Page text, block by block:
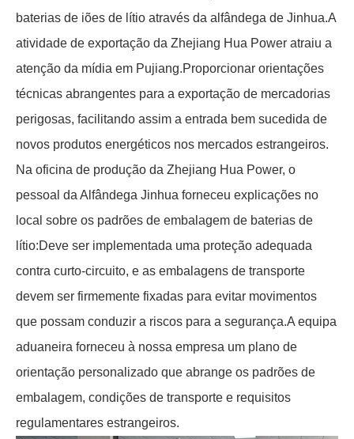
baterias de iões de lítio através da alfândega de Jinhua.A
atividade de exportação da Zhejiang Hua Power atraiu a
atenção da mídia em Pujiang.Proporcionar orientações
técnicas abrangentes para a exportação de mercadorias
perigosas, facilitando assim a entrada bem sucedida de
novos produtos energéticos nos mercados estrangeiros.
Na oficina de produção da Zhejiang Hua Power, o
pessoal da Alfândega Jinhua forneceu explicações no
local sobre os padrões de embalagem de baterias de
lítio:Deve ser implementada uma proteção adequada
contra curto-circuito, e as embalagens de transporte
devem ser firmemente fixadas para evitar movimentos
que possam conduzir a riscos para a segurança.A equipa
aduaneira forneceu à nossa empresa um plano de
orientação personalizado que abrange os padrões de
embalagem, condições de transporte e requisitos
regulamentares estrangeiros.